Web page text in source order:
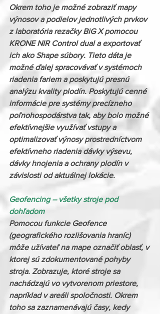
Okrem toho je možné zobraziť mapy
výnosov a podielov jednotlivých prvkov
z laboratória rezačky BiG X pomocou
KRONE NIR Control dual a exportovať
ich ako Shape súbory. Tieto dáta je
možné ďalej spracovávať v systémoch
riadenia fariem a poskytujú presnú
analýzu kvality plodín. Poskytujú cenné
informácie pre systémy precízneho
poľnohospodárstva tak, aby bolo možné
efektívnejšie využívať vstupy a
optimalizovať výnosy prostredníctvom
efektívneho riadenia dávky výsevu,
dávky hnojenia a ochrany plodín v
závislosti od aktuálnej lokácie.
Geofencing – všetky stroje pod
dohľadom
Pomocou funkcie Geofence
(geografického rozlišovania hraníc)
môže užívateľ na mape označiť oblasť, v
ktorej sú zdokumentované pohyby
stroja. Zobrazuje, ktoré stroje sa
nachádzajú vo vytvorenom priestore,
napríklad v areáli spoločnosti. Okrem
toho sa zaznamenávajú časy, kedy